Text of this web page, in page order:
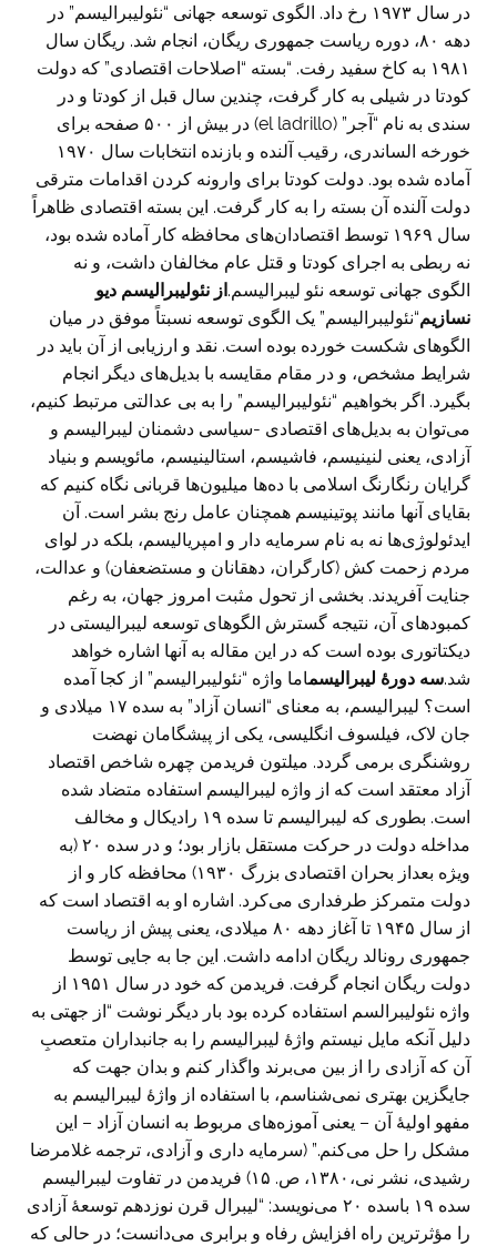
در سال ۱۹۷۳ رخ داد. الگوی توسعه جهانی “نئولیبرالیسم” در
دهه ۸۰، دوره ریاست جمهوری ریگان، انجام شد. ریگان سال
۱۹۸۱ به کاخ سفید رفت. “بسته “اصلاحات اقتصادی” که دولت
کودتا در شیلی به کار گرفت، چندین سال قبل از کودتا و در
سندی به نام “آجر” (el ladrillo) در بیش از ۵۰۰ صفحه برای
خورخه الساندری، رقیب آلنده و بازنده انتخابات سال ۱۹۷۰
آماده شده بود. دولت کودتا برای وارونه کردن اقدامات مترقی
دولت آلنده آن بسته را به کار گرفت. این بسته اقتصادی ظاهراً
سال ۱۹۶۹ توسط اقتصادان‌های محافظه کار آماده شده بود،
نه ربطی به اجرای کودتا و قتل عام مخالفان داشت، و نه
الگوی جهانی توسعه نئو لیبرالیسم.از نئولیبرالیسم دیو
نسازیم“نئولیبرالیسم” یک الگوی توسعه نسبتاً موفق در میان
الگوهای شکست خورده بوده است. نقد و ارزیابی از آن باید در
شرایط مشخص، و در مقام مقایسه با بدیل‌های دیگر انجام
بگیرد. اگر بخواهیم “نئولیبرالیسم” را به بی عدالتی مرتبط کنیم،
می‌توان به بدیل‌های اقتصادی -سیاسی دشمنان لیبرالیسم و
آزادی، یعنی لنینیسم، فاشیسم، استالینیسم، مائویسم و بنیاد
گرایان رنگارنگ اسلامی با ده‌ها میلیون‌ها قربانی نگاه کنیم که
بقایای آنها مانند پوتینیسم همچنان عامل رنج بشر است. آن
ایدئولوژی‌ها نه به نام سرمایه دار و امپریالیسم، بلکه در لوای
مردم زحمت کش (کارگران، دهقانان و مستضعفان) و عدالت،
جنایت آفریدند. بخشی از تحول مثبت امروز جهان، به رغم
کمبودهای آن، نتیجه گسترش الگوهای توسعه لیبرالیستی در
دیکتاتوری بوده است که در این مقاله به آنها اشاره خواهد
شد.سه دورۀ لیبرالیسماما واژه “نئولیبرالیسم” از کجا آمده
است؟ لیبرالیسم، به معنای “انسان آزاد” به سده ۱۷ میلادی و
جان لاک، فیلسوف انگلیسی، یکی از پیشگامان نهضت
روشنگری برمی گردد. میلتون فریدمن چهره شاخص اقتصاد
آزاد معتقد است که از واژه لیبرالیسم استفاده متضاد شده
است. بطوری که لیبرالیسم تا سده ۱۹ رادیکال و مخالف
مداخله دولت در حرکت مستقل بازار بود؛ و در سده ۲۰ (به
ویژه بعداز بحران اقتصادی بزرگ ۱۹۳۰) محافظه کار و از
دولت متمرکز طرفداری می‌کرد. اشاره او به اقتصاد است که
از سال ۱۹۴۵ تا آغاز دهه ۸۰ میلادی، یعنی پیش از ریاست
جمهوری رونالد ریگان ادامه داشت. این جا به جایی توسط
دولت ریگان انجام گرفت. فریدمن که خود در سال ۱۹۵۱ از
واژه نئولیبرالسم استفاده کرده بود بار دیگر نوشت “از جهتی به
دلیل آنکه مایل نیستم واژۀ لیبرالیسم را به جانبداران متعصبِ
آن که آزادی را از بین می‌برند واگذار کنم و بدان جهت که
جایگزین بهتری نمی‌شناسم، با استفاده از واژۀ لیبرالیسم به
مفهو اولیۀ آن – یعنی آموزه‌های مربوط به انسان آزاد – این
مشکل را حل می‌کنم.” (سرمایه داری و آزادی، ترجمه غلامرضا
رشیدی، نشر نی،۱۳۸۰، ص. ۱۵) فریدمن در تفاوت لیبرالیسم
سده ۱۹ باسده ۲۰ می‌نویسد: “لیبرال قرن نوزدهم توسعۀ آزادی
را مؤثرترین راه افزایش رفاه و برابری می‌دانست؛ در حالی که